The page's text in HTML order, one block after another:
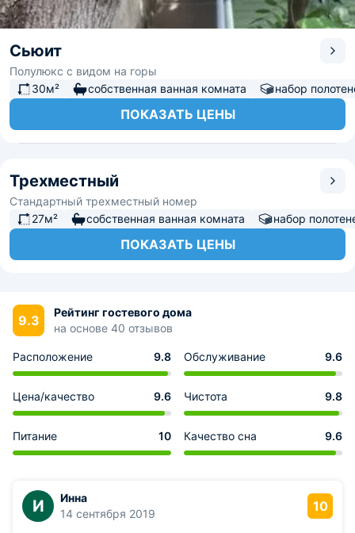
Сьюит
Полулюкс с видом на горы
30м²
собственная ванная комната набор
ПОКАЗАТЬ ЦЕНЫ
Трехместный
Стандартный трехместный номер
27м²
собственная ванная комната набор
ПОКАЗАТЬ ЦЕНЫ
9.3
Рейтинг гостевого дома
на основе 40 отзывов
Расположение 9.8 Обслуживание 9.6
Цена/качество 9.6 Чистота 9.8
Питание 10 Качество сна 9.6
И
Инна
14 сентября 2019
10